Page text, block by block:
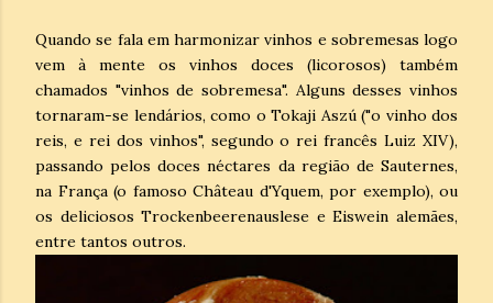
Quando se fala em harmonizar vinhos e sobremesas logo
vem à mente os vinhos doces (licorosos) também
chamados "vinhos de sobremesa". Alguns desses vinhos
tornaram-se lendários, como o Tokaji Aszú ("o vinho dos
reis, e rei dos vinhos", segundo o rei francês Luiz XIV),
passando pelos doces néctares da região de Sauternes,
na França (o famoso Château d'Yquem, por exemplo), ou
os deliciosos Trockenbeerenauslese e Eiswein alemães,
entre tantos outros.